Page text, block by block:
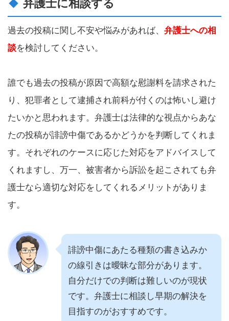
弁護士に相談する
過去の投稿に関し不安や悩みがあれば、 弁護士への相
談を検討してください。
誰でも過去の投稿が原因で高額な慰謝料を請求された
り、犯罪者として逮捕され前科が付くのは怖いし避け
たいかと思われます。弁護士は法律的な視点からあな
たの投稿が誹謗中傷であるかどうかを判断してくれま
す。それぞれのケースに応じた対応をアドバイスして
くれますし、万一、被害者から訴訟を起こされても弁
護士なら適切な対応をしてくれるメリットがありま
す。
誹謗中傷にあたる種類の書き込みか
の線引きは曖昧な部分があります。
自分だけでの判断は難しいのが現状
です。弁護士に相談し早期の解決を
目指すのがおすすめです。